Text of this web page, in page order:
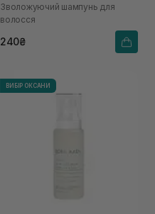
Зволожуючий шампунь для
волосся
240₴
ВИБІР ОКСАНИ